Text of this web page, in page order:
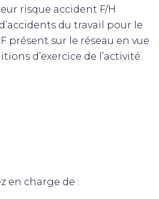
risque accident F/H
du travail pour le
présent sur le réseau en vue
d’exercice de l’activité.
en charge de :